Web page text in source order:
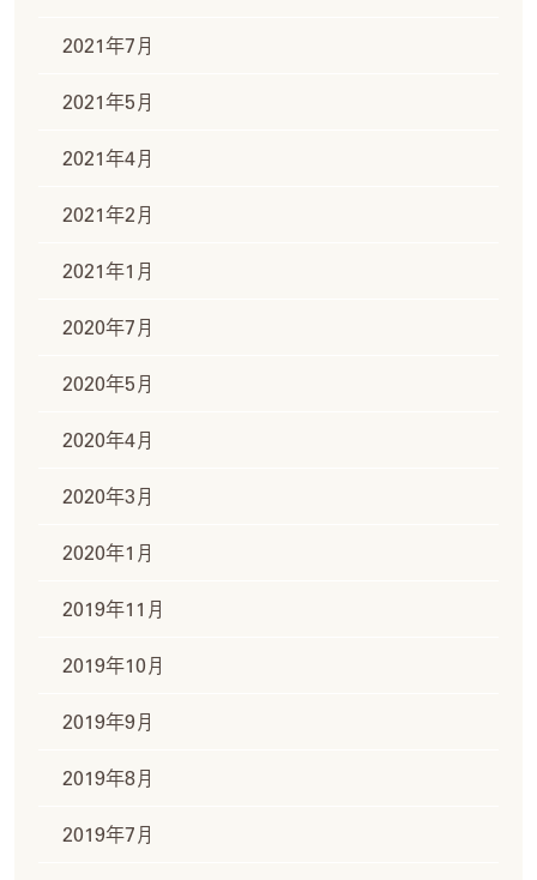
2021年7月
2021年5月
2021年4月
2021年2月
2021年1月
2020年7月
2020年5月
2020年4月
2020年3月
2020年1月
2019年11月
2019年10月
2019年9月
2019年8月
2019年7月